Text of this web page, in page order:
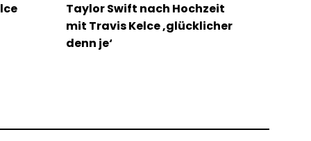
Taylor Swift nach Hochzeit
mit Travis Kelce ‚glücklicher
denn je‘